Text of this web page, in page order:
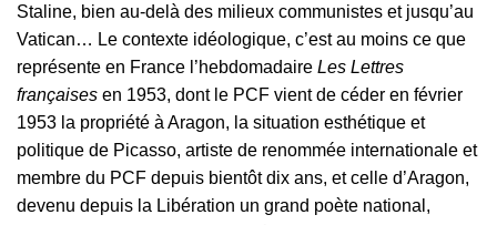
Staline, bien au-delà des milieux communistes et jusqu’au
Vatican… Le contexte idéologique, c’est au moins ce que
représente en France l’hebdomadaire Les Lettres
françaises en 1953, dont le PCF vient de céder en février
1953 la propriété à Aragon, la situation esthétique et
politique de Picasso, artiste de renommée internationale et
membre du PCF depuis bientôt dix ans, et celle d’Aragon,
devenu depuis la Libération un grand poète national,